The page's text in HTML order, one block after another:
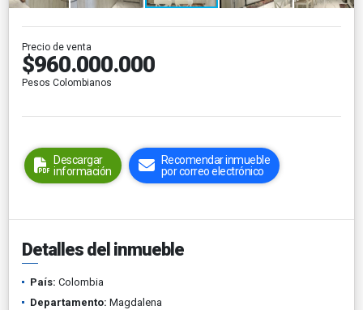
Precio de venta
$960.000.000
Pesos Colombianos
Descargar
información
Recomendar inmueble
por correo electrónico
Detalles del inmueble
País: Colombia
Departamento: Magdalena